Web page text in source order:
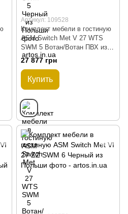
Артикул: 109528
Комплект мебели в гостиную
ASM Switch Met V 27 WTS
SWM 5 Вотан/Вотан ПВХ из
Польши
27 877 грн
Купить